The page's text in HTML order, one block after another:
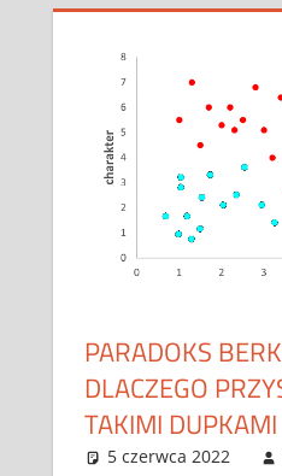
PARADOKS
DLACZEGO
TAKIMI DUPKAMI
5 czerwca 2022